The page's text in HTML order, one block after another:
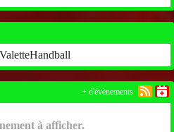
à afficher.
+ d'évènements